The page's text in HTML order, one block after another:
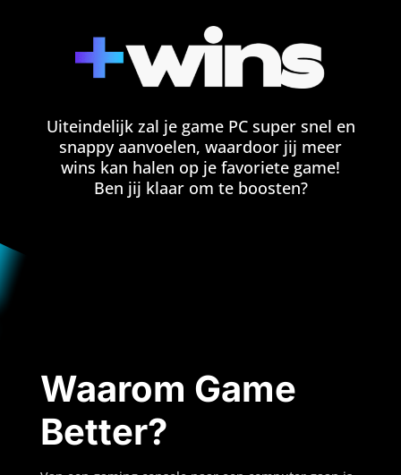
Uiteindelijk zal je game PC super snel en
snappy aanvoelen, waardoor jij meer
wins kan halen op je favoriete game!
Ben jij klaar om te boosten?
Waarom Game
Better?